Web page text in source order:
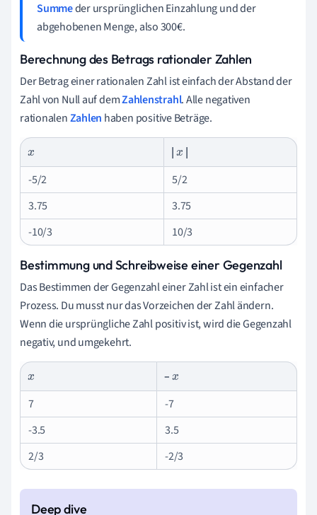
Summeder ursprünglichen Einzahlung und der
abgehobenen Menge, also 300€.
Berechnung des Betrags rationaler Zahlen
Der Betrag einer rationalen Zahl ist einfach der Abstand der
Zahl von Null auf demZahlenstrahl. Alle negativen
rationalenZahlen haben positive Beträge.
x |x |
-5/2
5/2
3.75
3.75
-10/3
10/3
Bestimmung und Schreibweise einer Gegenzahl
Das Bestimmen der Gegenzahl einer Zahl ist ein einfacher
Prozess. Du musst nur das Vorzeichen der Zahl ändern.
Wenn die ursprüngliche Zahl positiv ist, wird die Gegenzahl
negativ, und umgekehrt.
x –x
7
-7
-3.5
3.5
2/3
-2/3